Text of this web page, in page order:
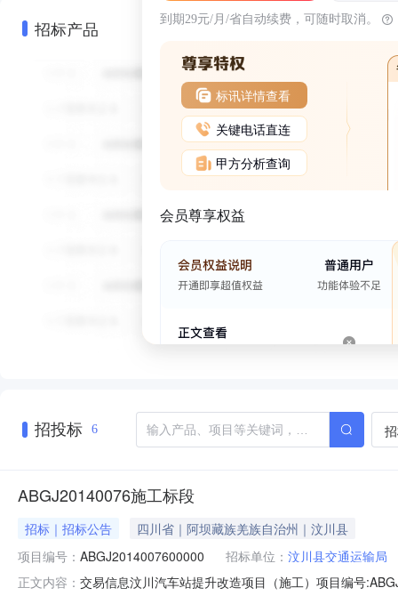
招标产品 到期29元/月/省自动续费，可随时取消。
标讯详情查看
关键电话直连
甲方分析查询
会员尊享权益
招投标 6
ABGJ20140076施工标段
招标｜招标公告
四川省｜阿坝藏族羌族自治州｜汶川县
项目编号： ABGJ2014007600000 招标单位： 汶川县交通运输局
正文内容： 交易信息汶川汽车站提升改造项目（施工）项目编号